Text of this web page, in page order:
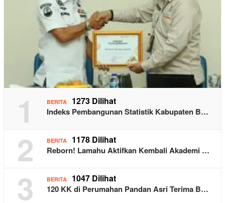
1 BERITA 1273 Dilihat
Indeks Pembangunan Statistik Kabupaten B…
2 BERITA 1178 Dilihat
Reborn! Lamahu Aktifkan Kembali Akademi …
3 BERITA 1047 Dilihat
120 KK di Perumahan Pandan Asri Terima B…